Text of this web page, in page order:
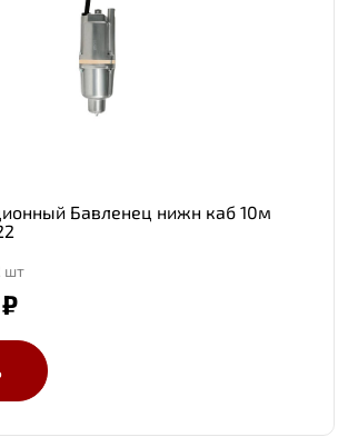
Бавленец нижн каб 10м
шт